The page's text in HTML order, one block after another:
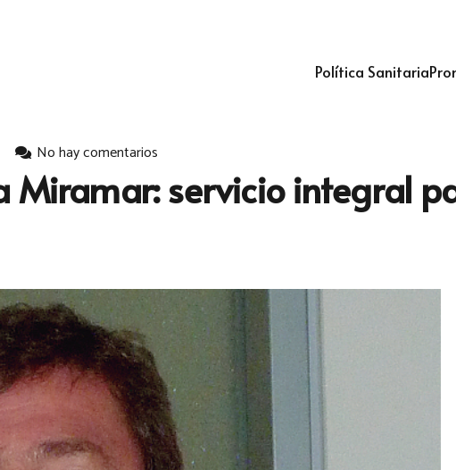
Política Sanitaria
No hay comentarios
Miramar: servicio integral